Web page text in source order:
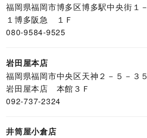
福岡県福岡市博多区博多駅中央街１－
１博多阪急 １Ｆ
080-9584-9525
岩田屋本店
福岡県福岡市中央区天神２－５－３５
岩田屋本店 本館３Ｆ
092-737-2324
井筒屋小倉店